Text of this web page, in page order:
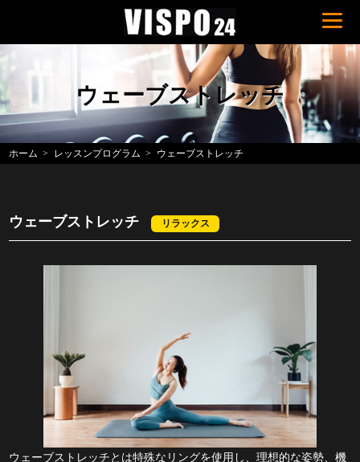
ウェーブストレッチ
ホーム レッスンプログラム ウェーブストレッチ
ウェーブストレッチ リラックス
ウェーブストレッチとは特殊なリングを使用し、理想的な姿勢、機